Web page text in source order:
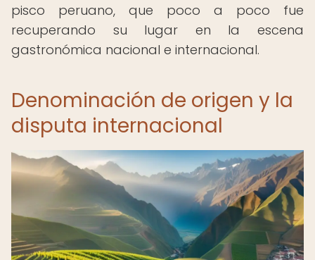
pisco peruano, que poco a poco fue
recuperando su lugar en la escena
gastronómica nacional e internacional.
Denominación de origen y la
disputa internacional